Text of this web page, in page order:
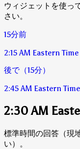
ウィジェットを使っ
さい。
15分前
2:15 AM Eastern Time
後で（15分）
2:45 AM Eastern Time
2:30 AM
標準時間の回答（現
い）。